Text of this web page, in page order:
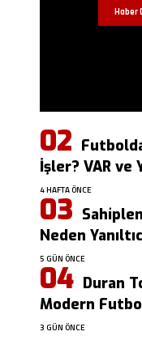
Haber
İşler? VAR ve
4 HAFTA ÖNCE
Neden
5 GÜN ÖNCE
Duran
Modern
3 GÜN ÖNCE